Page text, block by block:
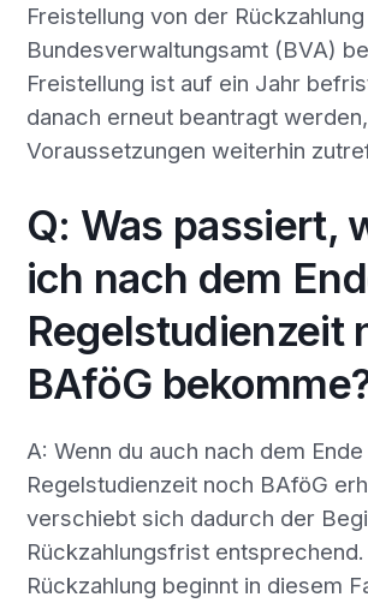
Freistellung von der
Bundesverwaltungsamt (BVA)
Freistellung ist auf ein Jahr
danach erneut beantragt
Voraussetzungen weiterhin
Q: Was passiert,
ich nach dem
Regelstudienzeit
BAföG
A: Wenn du auch nach dem
Regelstudienzeit noch BAföG
verschiebt sich dadurch der
Rückzahlungsfrist
Rückzahlung beginnt in diesem